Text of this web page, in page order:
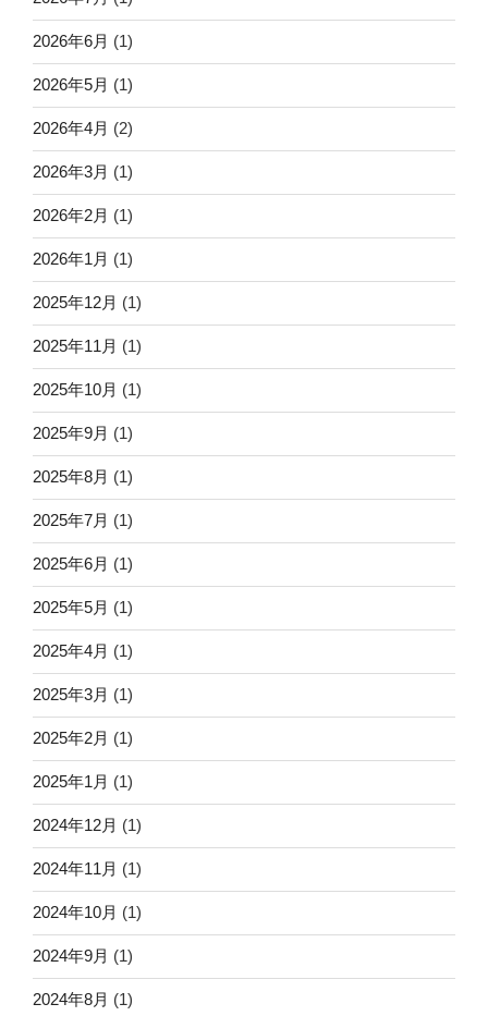
2026年6月 (1)
2026年5月 (1)
2026年4月 (2)
2026年3月 (1)
2026年2月 (1)
2026年1月 (1)
2025年12月 (1)
2025年11月 (1)
2025年10月 (1)
2025年9月 (1)
2025年8月 (1)
2025年7月 (1)
2025年6月 (1)
2025年5月 (1)
2025年4月 (1)
2025年3月 (1)
2025年2月 (1)
2025年1月 (1)
2024年12月 (1)
2024年11月 (1)
2024年10月 (1)
2024年9月 (1)
2024年8月 (1)